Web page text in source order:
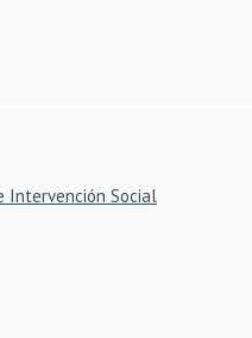
Intervención Social